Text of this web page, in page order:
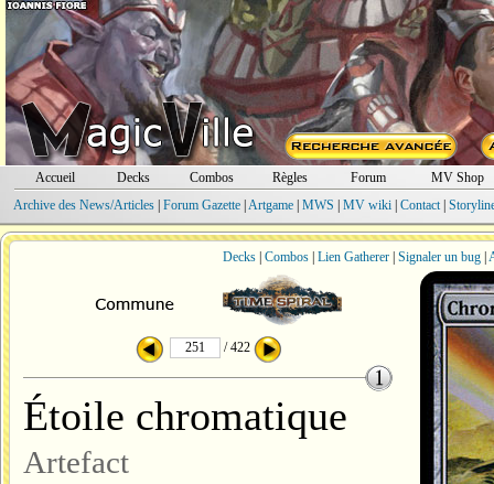
Accueil Decks Combos Règles Forum
MV Shop
Archive des News/Articles| Forum Gazette| Artgame| MWS MV wiki| Contact|
Decks Combos Lien Gatherer Signaler un bug
/ 422
Étoile chromatique
Artefact